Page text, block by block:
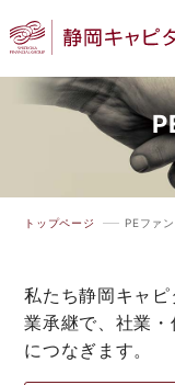
トップページ PEファ
私たち静岡キャピ
業承継で、社業
につなぎます。